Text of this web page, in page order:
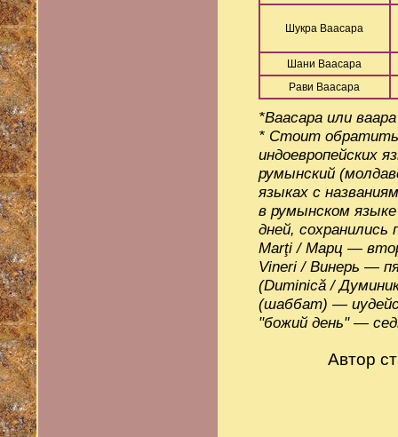
Шукра Ваасара
Шани Ваасара
Рави Ваасара
*Ваасара или
* Стоит обратить
индоевропейских
румынский
языках с
в румынском языке
дней, сохранились
Marţi / Марц —
Vineri / Винерь —
(Duminică /
(шаббат) —
"божий день" —
Автор